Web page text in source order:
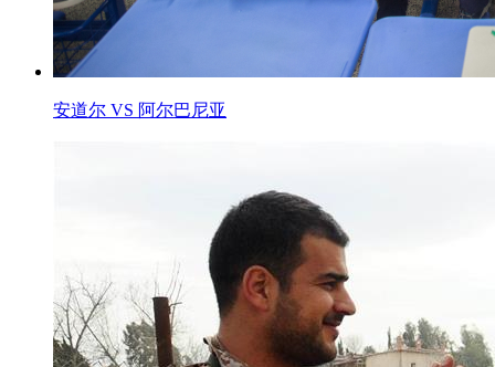
安道尔 VS 阿尔巴尼亚